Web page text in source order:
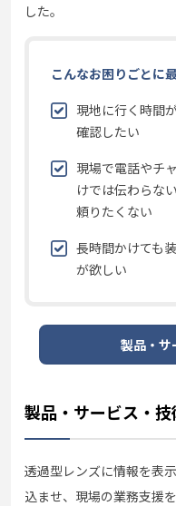
した。
こんなお困りごとに
現地に行く時間
確認したい
現場で電話やチ
けでは伝わらな
頼りたくない
長時間かけても
が欲しい
製品・サ
製品・サービス・
透過型レンズに情報を表
込ませ、現場の業務支援